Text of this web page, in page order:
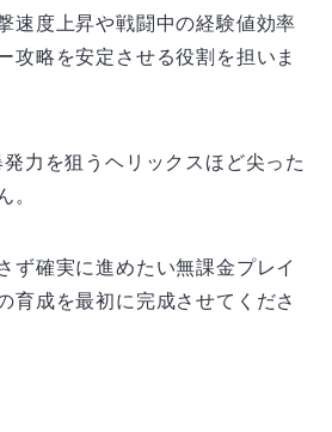
速度上昇や戦闘中の経験値効率
攻略を安定させる役割を担いま
力を狙うヘリックスほど尖った
。
ず確実に進めたい無課金プレイ
育成を最初に完成させてくださ